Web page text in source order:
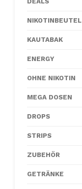
NIKOTINBEUTEL
KAUTABAK
ENERGY
OHNE NIKOTIN
MEGA DOSEN
DROPS
STRIPS
ZUBEHÖR
GETRÄNKE